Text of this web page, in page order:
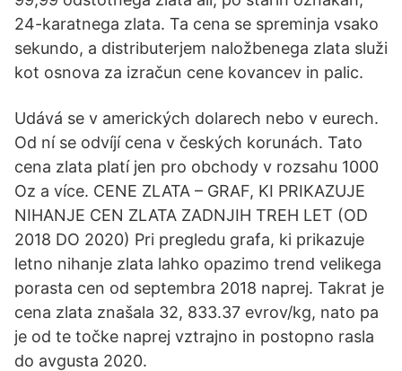
24-karatnega zlata. Ta cena se spreminja vsako
sekundo, a distributerjem naložbenega zlata služi
kot osnova za izračun cene kovancev in palic.
Udává se v amerických dolarech nebo v eurech.
Od ní se odvíjí cena v českých korunách. Tato
cena zlata platí jen pro obchody v rozsahu 1000
Oz a více. CENE ZLATA – GRAF, KI PRIKAZUJE
NIHANJE CEN ZLATA ZADNJIH TREH LET (OD
2018 DO 2020) Pri pregledu grafa, ki prikazuje
letno nihanje zlata lahko opazimo trend velikega
porasta cen od septembra 2018 naprej. Takrat je
cena zlata znašala 32, 833.37 evrov/kg, nato pa
je od te točke naprej vztrajno in postopno rasla
do avgusta 2020.